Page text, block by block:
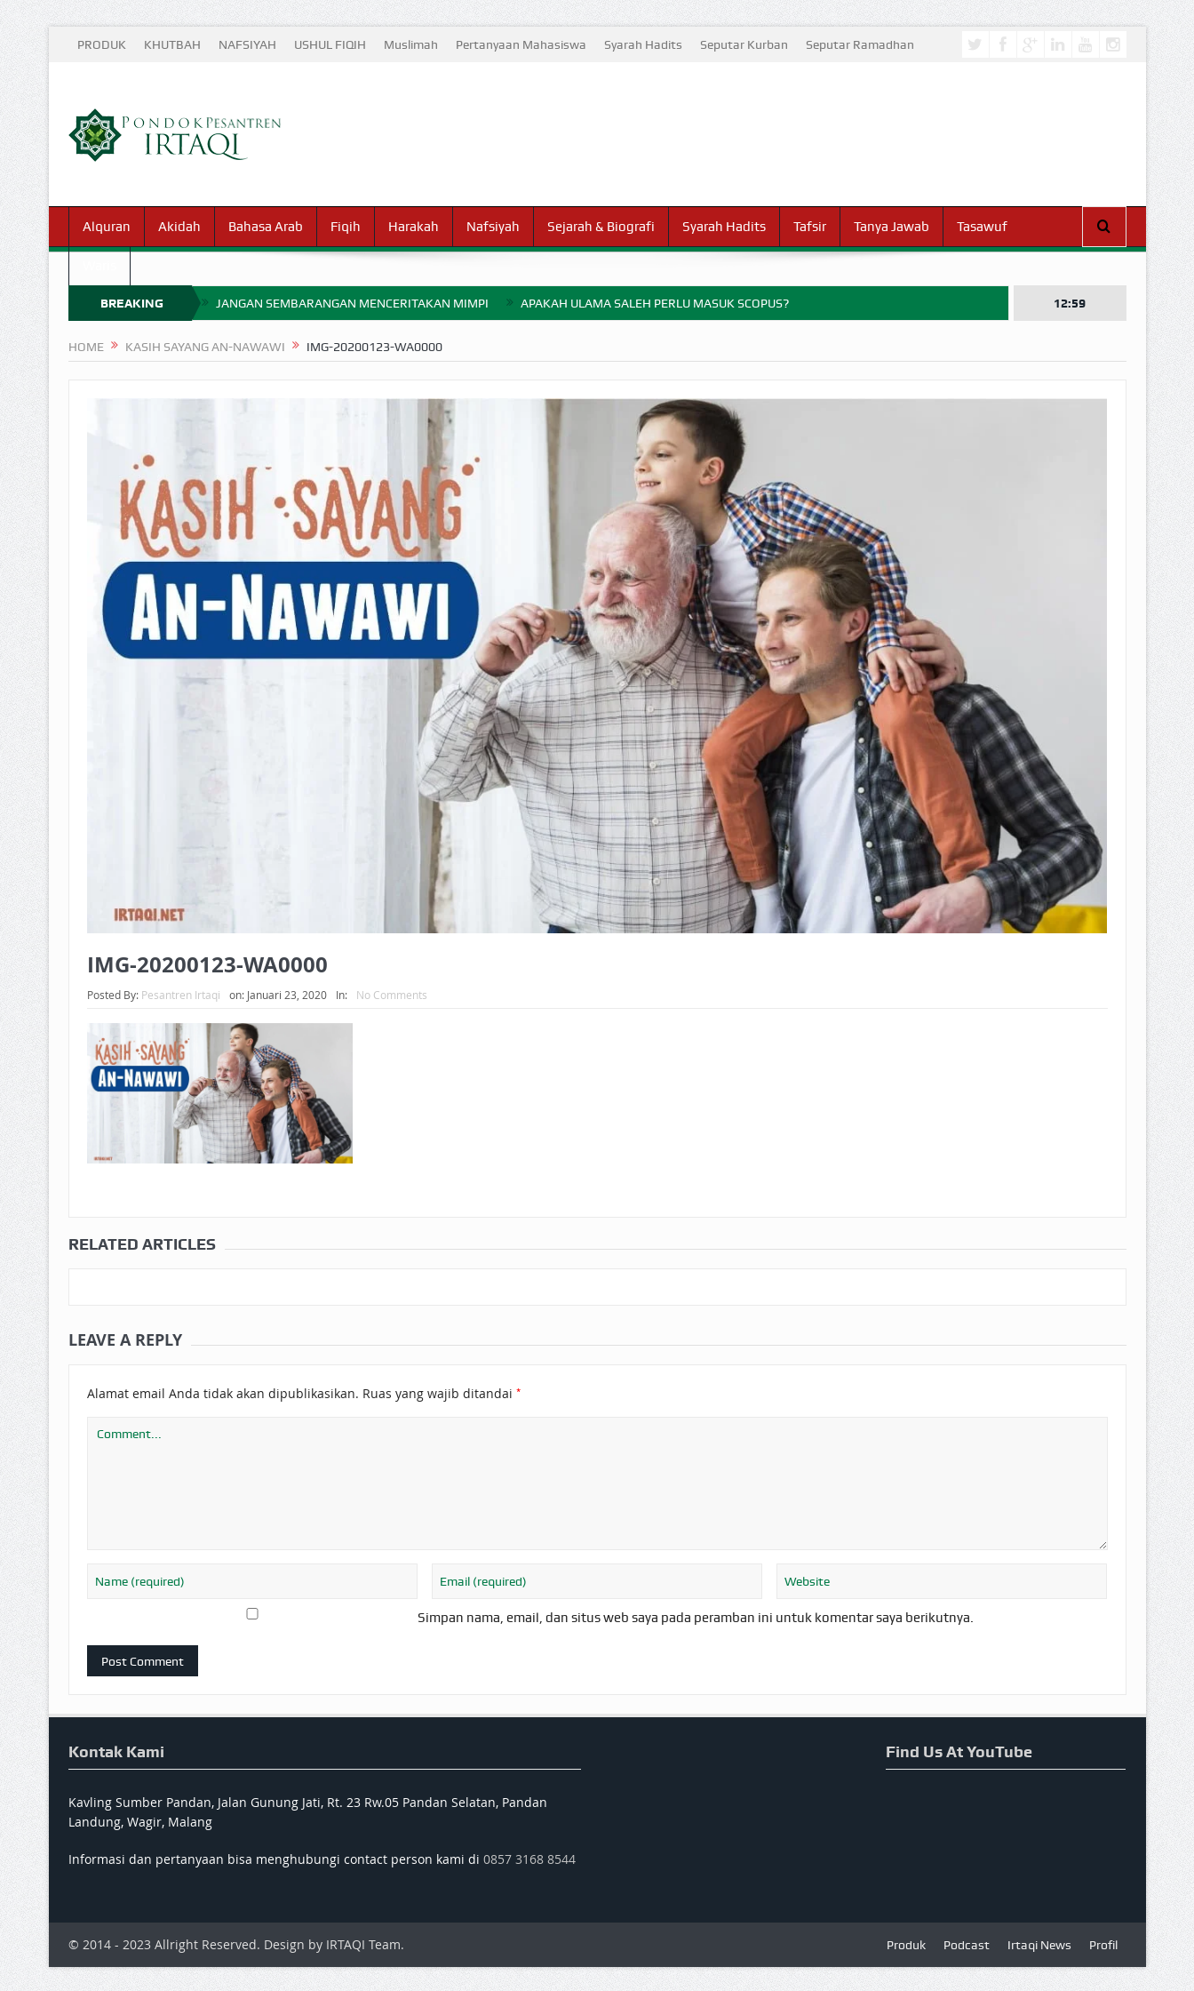
PRODUK KHUTBAH NAFSIYAH USHUL FIQIH Muslimah Pertanyaan Mahasiswa Syarah Hadits Seputar Kurban Seputar Ramadhan
Alquran Akidah Bahasa Arab Fiqih Harakah Nafsiyah Sejarah & Biografi Syarah Hadits Tafsir Tanya Jawab Tasawuf
BREAKING
NEWS
JANGAN SEMBARANGAN MENCERITAKAN MIMPI APAKAH ULAMA SALEH PERLU MASUK SCOPUS?
BAGAIMANA CARA MEMBAYAR ZAKAT UANG? UANG HARAM BISA MENJADI HALAL JIKA SEBAB KEPEMILIKANNYA BERUBAH
BAHASA CINTA KARENA ALLAH HUKUM MEMBAYAR ZAKAT DENGAN CARA MENGANGSUR
HUKUM MEMBAYAR ZAKAT KEPADA KERABAT SENDIRI
12:59
HOME KASIH SAYANG AN-NAWAWI IMG-20200123-WA0000
IMG-20200123-WA0000
Posted By: Pesantren Irtaqi on: Januari 23, 2020 In: No Comments
RELATED ARTICLES
LEAVE A REPLY
Alamat email Anda tidak akan dipublikasikan. Ruas yang wajib ditandai *
Simpan nama, email, dan situs web saya pada peramban ini untuk komentar saya berikutnya.
Kontak Kami
Kavling Sumber Pandan, Jalan Gunung Jati, Rt. 23 Rw.05 Pandan Selatan, Pandan
Landung, Wagir, Malang
Informasi dan pertanyaan bisa menghubungi contact person kami di 0857 3168 8544
Find Us At YouTube
© 2014 - 2023 Allright Reserved. Design by IRTAQI Team. Produk Podcast Irtaqi News Profil